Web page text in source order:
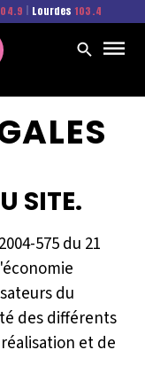
Lourdes 103.4
SITE.
575 du 21
du
des différents
et de